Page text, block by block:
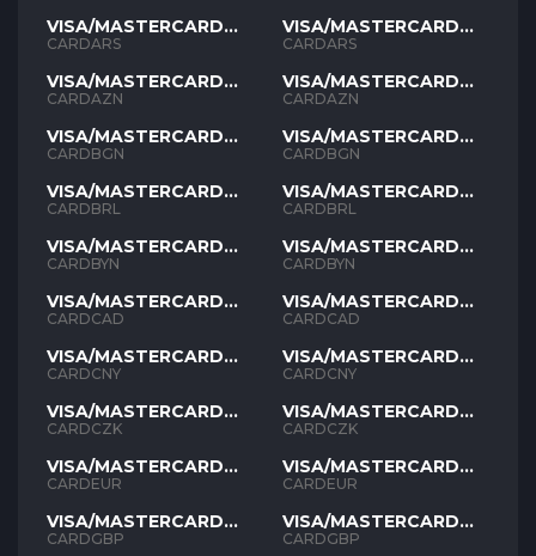
VISA/MASTERCARD
ARS
CARDARS
VISA/MASTERCARD
AZN
CARDAZN
VISA/MASTERCARD
BGN
CARDBGN
VISA/MASTERCARD
BRL
CARDBRL
VISA/MASTERCARD
BYN
CARDBYN
VISA/MASTERCARD
CAD
CARDCAD
VISA/MASTERCARD
CNY
CARDCNY
VISA/MASTERCARD
CZK
CARDCZK
VISA/MASTERCARD
EUR
CARDEUR
VISA/MASTERCARD
GBP
CARDGBP
VISA/MASTERCARD
ARS
CARDARS
VISA/MASTERCARD
AZN
CARDAZN
VISA/MASTERCARD
BGN
CARDBGN
VISA/MASTERCARD
BRL
CARDBRL
VISA/MASTERCARD
BYN
CARDBYN
VISA/MASTERCARD
CAD
CARDCAD
VISA/MASTERCARD
CNY
CARDCNY
VISA/MASTERCARD
CZK
CARDCZK
VISA/MASTERCARD
EUR
CARDEUR
VISA/MASTERCARD
GBP
CARDGBP